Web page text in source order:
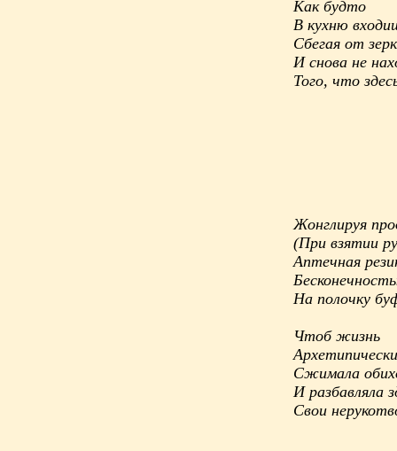
Как будто
В кухню
Сбегая от
И снова не
Того, что
Жонглируя
(При взятии
Аптечная
На полочку
Чтоб жизнь
Сжимала
И разбавляла
Свои